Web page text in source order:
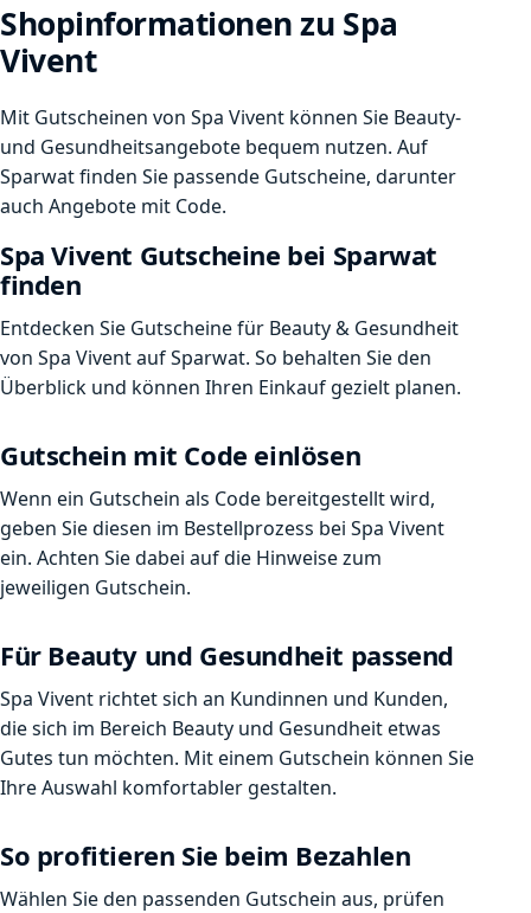
Shopinformationen zu Spa
Vivent
Mit Gutscheinen von Spa Vivent können Sie Beauty-
und Gesundheitsangebote bequem nutzen. Auf
Sparwat finden Sie passende Gutscheine, darunter
auch Angebote mit Code.
Spa Vivent Gutscheine bei Sparwat
finden
Entdecken Sie Gutscheine für Beauty & Gesundheit
von Spa Vivent auf Sparwat. So behalten Sie den
Überblick und können Ihren Einkauf gezielt planen.
Gutschein mit Code einlösen
Wenn ein Gutschein als Code bereitgestellt wird,
geben Sie diesen im Bestellprozess bei Spa Vivent
ein. Achten Sie dabei auf die Hinweise zum
jeweiligen Gutschein.
Für Beauty und Gesundheit passend
Spa Vivent richtet sich an Kundinnen und Kunden,
die sich im Bereich Beauty und Gesundheit etwas
Gutes tun möchten. Mit einem Gutschein können Sie
Ihre Auswahl komfortabler gestalten.
So profitieren Sie beim Bezahlen
Wählen Sie den passenden Gutschein aus, prüfen